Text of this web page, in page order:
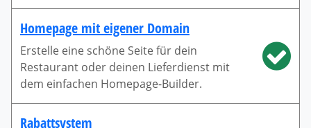
Homepage mit eigener Domain
Erstelle eine schöne Seite für dein
Restaurant oder deinen Lieferdienst mit
dem einfachen Homepage-Builder.
Rabattsystem